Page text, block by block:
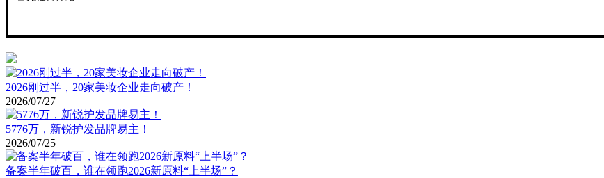
2026刚过半，20家美妆企业走向破产！
2026/07/27
5776万，新锐护发品牌易主！
2026/07/25
备案半年破百，谁在领跑2026新原料“上半场”？